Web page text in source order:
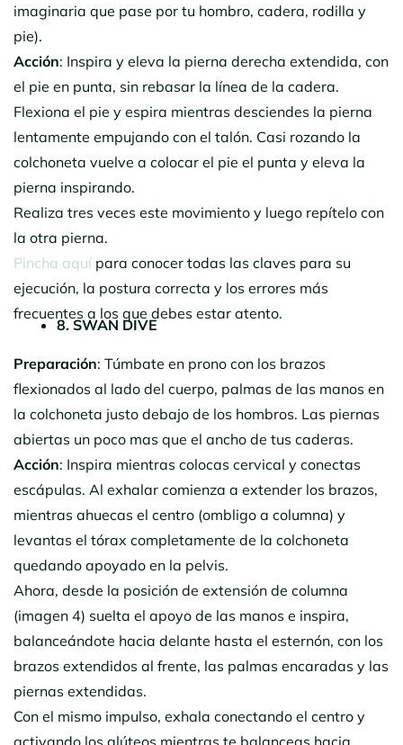
imaginaria que pase por tu hombro, cadera, rodilla y
pie).
Acción: Inspira y eleva la pierna derecha extendida, con
el pie en punta, sin rebasar la línea de la cadera.
Flexiona el pie y espira mientras desciendes la pierna
lentamente empujando con el talón. Casi rozando la
colchoneta vuelve a colocar el pie el punta y eleva la
pierna inspirando.
Realiza tres veces este movimiento y luego repítelo con
la otra pierna.
Pincha aquí para conocer todas las claves para su
ejecución, la postura correcta y los errores más
frecuentes a los que debes estar atento.
8. SWAN DIVE
Preparación: Túmbate en prono con los brazos
flexionados al lado del cuerpo, palmas de las manos en
la colchoneta justo debajo de los hombros. Las piernas
abiertas un poco mas que el ancho de tus caderas.
Acción: Inspira mientras colocas cervical y conectas
escápulas. Al exhalar comienza a extender los brazos,
mientras ahuecas el centro (ombligo a columna) y
levantas el tórax completamente de la colchoneta
quedando apoyado en la pelvis.
Ahora, desde la posición de extensión de columna
(imagen 4) suelta el apoyo de las manos e inspira,
balanceándote hacia delante hasta el esternón, con los
brazos extendidos al frente, las palmas encaradas y las
piernas extendidas.
Con el mismo impulso, exhala conectando el centro y
activando los glúteos mientras te balanceas hacia